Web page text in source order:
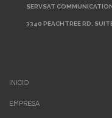
SERVSAT
3340 PEACHTREE RD.
INICIO
EMPRESA